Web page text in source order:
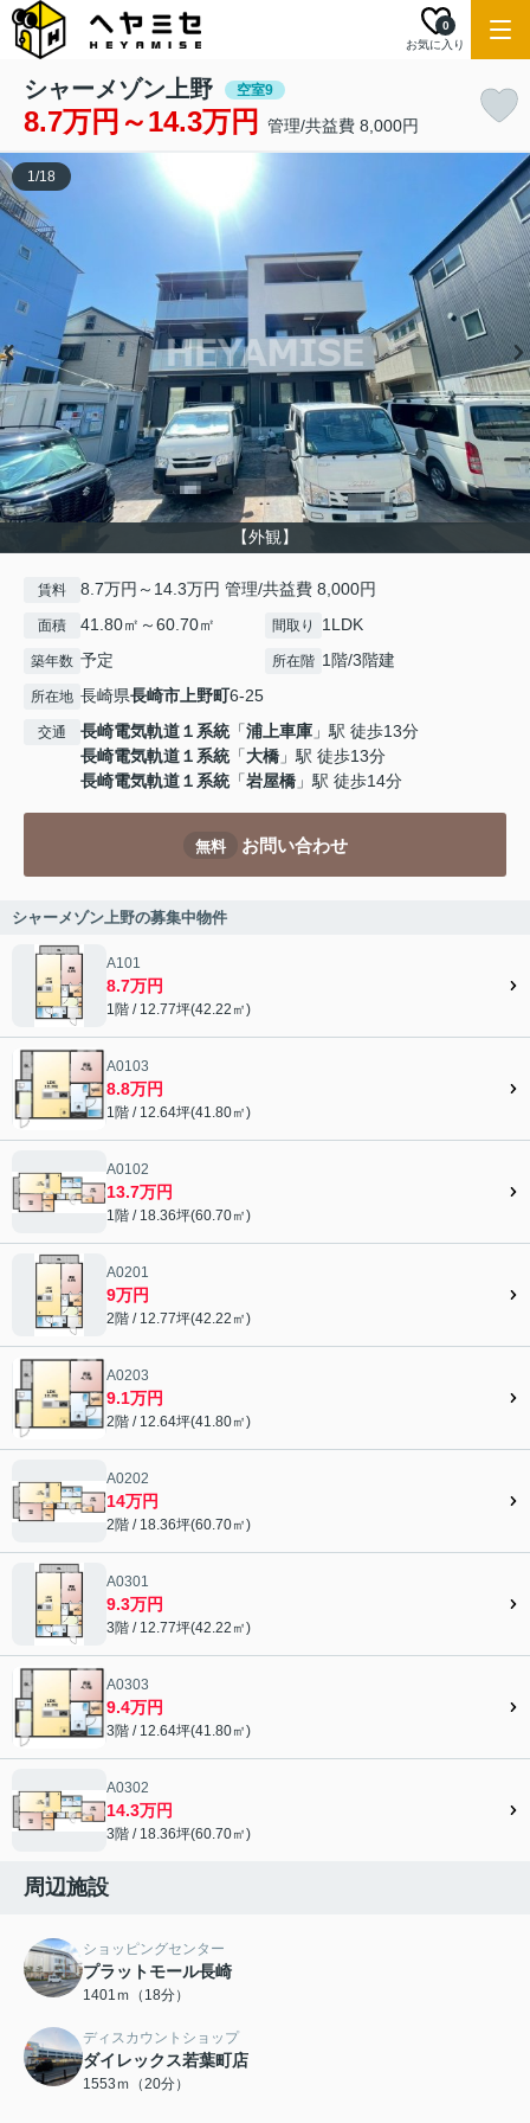
お気に入り
0
シャーメゾン上野 空室9
8.7万円～14.3万円 管理/共益費 8,000円
【外観】
1/18
賃料 8.7万円～14.3万円 管理/共益費 8,000円
面積 41.80㎡～60.70㎡ 間取り 1LDK
築年数 予定 所在階 1階/3階建
所在地 長崎県長崎市上野町6-25
交通 長崎電気軌道１系統「浦上車庫 」駅 徒歩13分
長崎電気軌道１系統「大橋 」駅 徒歩13分
長崎電気軌道１系統「岩屋橋 」駅 徒歩14分
無料 お問い合わせ
シャーメゾン上野の募集中物件
A101
8.7万円
1階 / 12.77坪(42.22㎡)
A0103
8.8万円
1階 / 12.64坪(41.80㎡)
A0102
13.7万円
1階 / 18.36坪(60.70㎡)
A0201
9万円
2階 / 12.77坪(42.22㎡)
A0203
9.1万円
2階 / 12.64坪(41.80㎡)
A0202
14万円
2階 / 18.36坪(60.70㎡)
A0301
9.3万円
3階 / 12.77坪(42.22㎡)
A0303
9.4万円
3階 / 12.64坪(41.80㎡)
A0302
14.3万円
3階 / 18.36坪(60.70㎡)
周辺施設
ショッピングセンター
プラットモール長崎
1401ｍ（18分）
ディスカウントショップ
ダイレックス若葉町店
1553ｍ（20分）